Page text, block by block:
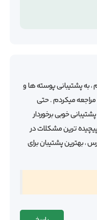
به پشتیبانی پوسته ها و
میکردم . حتی
خوبی برخوردار
ترین مشکلات در
بهترین پشتیبان برای